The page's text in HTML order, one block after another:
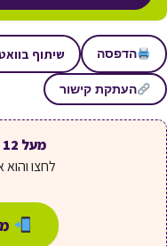
הדפסה שיתוף
העתקת קישור
מעל 12 אלף מתכונים חינם
לחצו